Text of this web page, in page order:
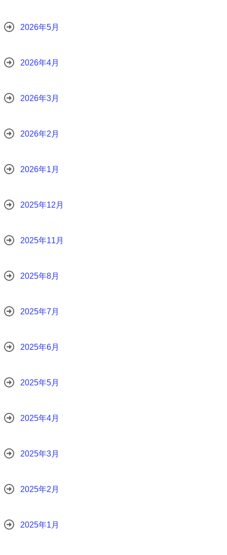
2026年5月
2026年4月
2026年3月
2026年2月
2026年1月
2025年12月
2025年11月
2025年8月
2025年7月
2025年6月
2025年5月
2025年4月
2025年3月
2025年2月
2025年1月